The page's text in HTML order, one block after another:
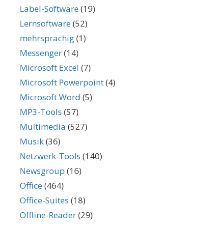
Label-Software(19)
Lernsoftware(52)
mehrsprachig(1)
Messenger(14)
Microsoft Excel (7)
Microsoft Powerpoint(4)
Microsoft Word (5)
MP3-Tools (57)
Multimedia (527)
Musik(36)
Netzwerk-Tools (140)
Newsgroup (16)
Office(464)
Office-Suites (18)
Offline-Reader(29)